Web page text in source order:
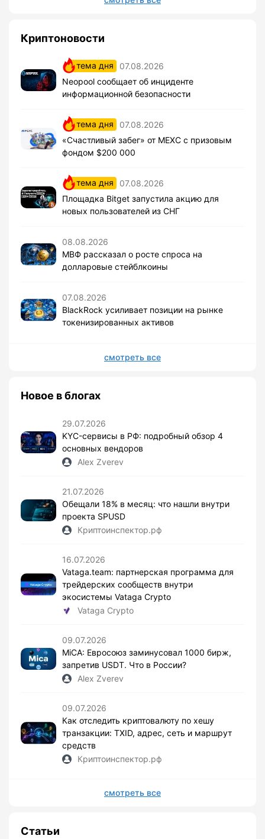
Криптоновости
тема дня
07.08.2026
Neopool сообщает об инциденте
информационной безопасности
тема дня
07.08.2026
«Счастливый забег» от MEXC с призовым
фондом $200 000
тема дня
07.08.2026
Площадка Bitget запустила акцию для
новых пользователей из СНГ
08.08.2026
МВФ рассказал о росте спроса на
долларовые стейблкоины
07.08.2026
BlackRock усиливает позиции на рынке
токенизированных активов
смотреть все
Новое в блогах
29.07.2026
KYC-сервисы в РФ: подробный обзор 4
основных вендоров
Alex Zverev
21.07.2026
Обещали 18% в месяц: что нашли внутри
проекта SPUSD
Криптоинспектор.рф
16.07.2026
Vataga.team: партнерская программа для
трейдерских сообществ внутри
экосистемы Vataga Crypto
Vataga Crypto
09.07.2026
MiCA: Евросоюз заминусовал 1000 бирж,
запретив USDT. Что в России?
Alex Zverev
09.07.2026
Как отследить криптовалюту по хешу
транзакции: TXID, адрес, сеть и маршрут
средств
Криптоинспектор.рф
смотреть все
Статьи